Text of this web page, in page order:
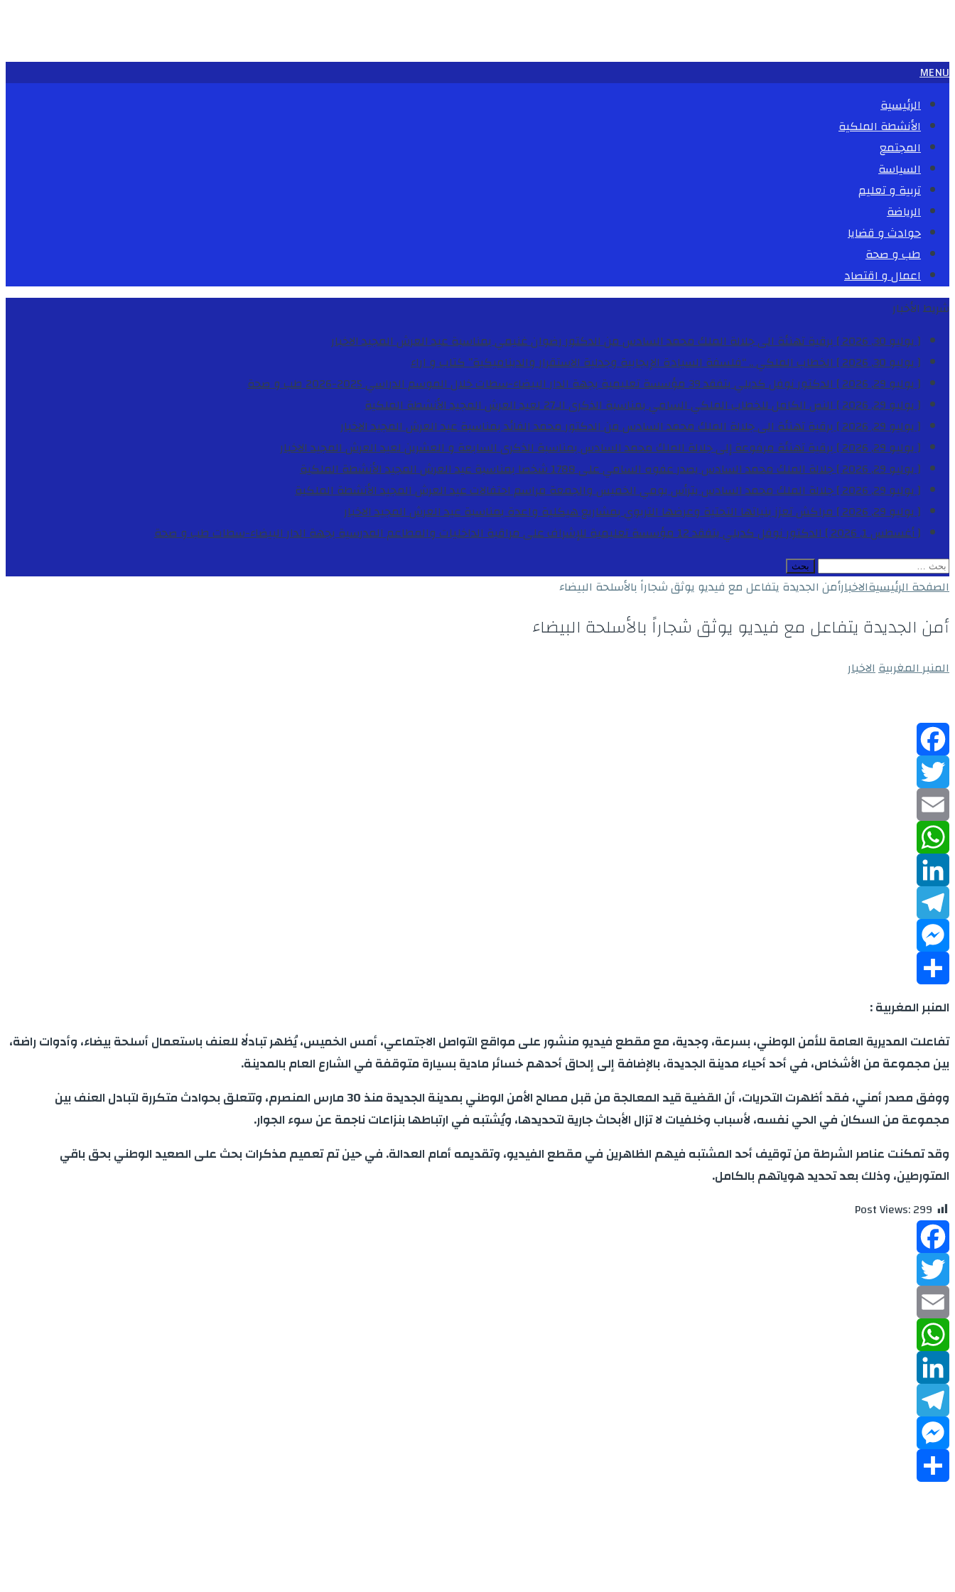
MENU
الرئيسية
الأنشطة الملكية
المجتمع
السياسة
تربية و تعليم
الرياضة
حوادث و قضايا
طب و صحة
اعمال و اقتصاد
شريط الأخبار
[ يوليو 30, 2026 ]
برقية تهنئة الى جلالة الملك محمد السادس من الدكتور رضوان غنيمي بمناسبة عيد العرش المجيدالاخبار
[ يوليو 30, 2026 ]
الخطاب الملكي .. “فلسفة السيادة الإيجابية وجدلية الاستقرار والديناميكية”كتاب و اراء
[ يوليو 29, 2026 ]
الدكتور نوفل كديلي يتفقد 39 مؤسسة تعليمية بجهة الدار البيضاء-سطات خلال الموسم الدراسي 2025-2026
طب و صحة
[ يوليو 29, 2026 ]
النص الكامل للخطاب الملكي السامي بمناسبة الذكرى الـ27 لعيد العرش المجيد
الأنشطة الملكية
[ يوليو 29, 2026 ]
برقية تهنئة الى جلالة الملك محمد السادس من الدكتور محمد الفائد بمناسبة عيد العرش المجيدالاخبار
[ يوليو 29, 2026 ]
برقية تهنئة مرفوعة إلى جلالة الملك محمد السادس بمناسبة الذكرى السابعة و العشرين لعيد العرش المجيدالاخبار
[ يوليو 29, 2026 ]
جلالة الملك محمد السادس يصدر عفوه السامي على 1788 شخصا بمناسبة عيد العرش المجيد
الأنشطة الملكية
[ يوليو 29, 2026 ]
جلالة الملك محمد السادس يترأس يومي الخميس والجمعة مراسم احتفالات عيد العرش المجيدالأنشطة الملكية
[ يوليو 29, 2026 ]
مراكش تعزز بنياتها التحتية وعرضها التربوي بمشاريع هيكلية واعدة بمناسبة عيد العرش المجيدالاخبار
[ أغسطس 1, 2026 ]
الدكتور نوفل كديلي يتفقد 12 مؤسسة تعليمية للإشراف على مراقبة الداخليات والمطاعم المدرسية بجهة الدار البيضاء-سطات
طب و صحة
البحث
عن:
الصفحة الرئيسيةالاخبارأمن الجديدة يتفاعل مع فيديو يوثق شجاراً بالأسلحة البيضاء
أمن الجديدة يتفاعل مع فيديو يوثق شجاراً بالأسلحة البيضاء
المنبر المغربيةالاخبار
Facebook
Twitter
Email
WhatsApp
LinkedIn
Telegram
Messenger
Share
المنبر المغربية :
تفاعلت المديرية العامة للأمن الوطني، بسرعة، وجدية، مع مقطع فيديو منشور على مواقع التواصل الاجتماعي، أمس الخميس، يُظهر تبادلًا للعنف باستعمال أسلحة بيضاء، وأدوات راضة،
بين مجموعة من الأشخاص، في أحد أحياء مدينة الجديدة، بالإضافة إلى إلحاق أحدهم خسائر مادية بسيارة متوقفة في الشارع العام بالمدينة.
ووفق مصدر أمني، فقد أظهرت التحريات، أن القضية قيد المعالجة من قبل مصالح الأمن الوطني بمدينة الجديدة منذ 30 مارس المنصرم، وتتعلق بحوادث متكررة لتبادل العنف بين
مجموعة من السكان في الحي نفسه، لأسباب وخلفيات لا تزال الأبحاث جارية لتحديدها، ويُشتبه في ارتباطها بنزاعات ناجمة عن سوء الجوار.
وقد تمكنت عناصر الشرطة من توقيف أحد المشتبه فيهم الظاهرين في مقطع الفيديو، وتقديمه أمام العدالة. في حين تم تعميم مذكرات بحث على الصعيد الوطني بحق باقي
المتورطين، وذلك بعد تحديد هوياتهم بالكامل.
Post Views:299
Facebook
Twitter
Email
WhatsApp
LinkedIn
Telegram
Messenger